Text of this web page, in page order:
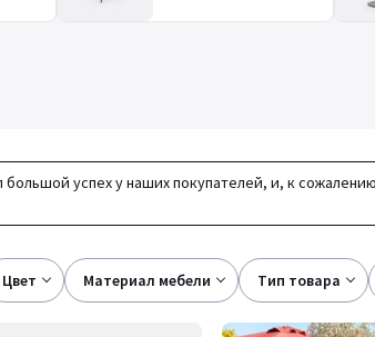
успех у наших покупателей, и, к
цвет материал мебели тип товара